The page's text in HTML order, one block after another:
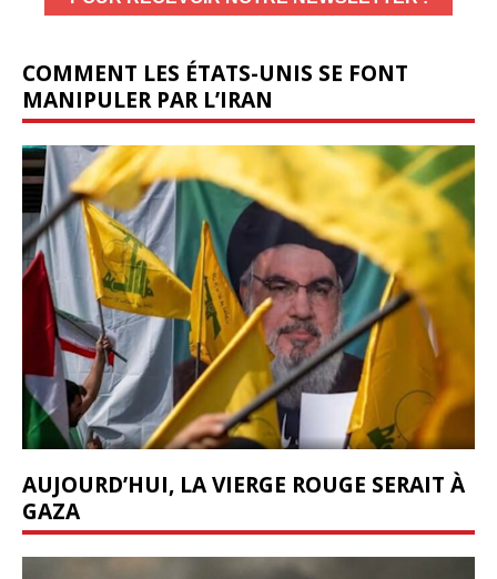
COMMENT LES ÉTATS-UNIS SE FONT
MANIPULER PAR L’IRAN
AUJOURD’HUI, LA VIERGE ROUGE SERAIT À
GAZA